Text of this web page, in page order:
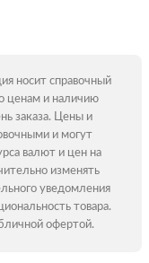
носит справочный
ценам и наличию
заказа. Цены и
и могут
валют и цен на
изменять
уведомления
товара.
офертой.